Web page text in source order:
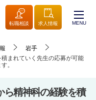
転職相談 求人情報 MENU
岩手
まれていく先生の応募が可能
。
ら精神科の経験を積